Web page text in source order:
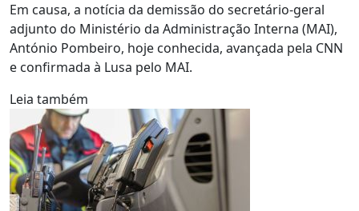
Em causa, a notícia da demissão do secretário-geral
adjunto do Ministério da Administração Interna (MAI),
António Pombeiro, hoje conhecida, avançada pela CNN
e confirmada à Lusa pelo MAI.
Leia também